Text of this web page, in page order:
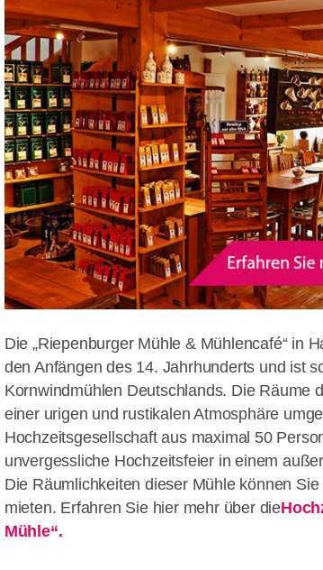
Die „Riepenburger Mühle & Mühlencafé“ in
den Anfängen des 14. Jahrhunderts und ist
Kornwindmühlen Deutschlands. Die Räume
einer urigen und rustikalen Atmosphäre
Hochzeitsgesellschaft aus maximal 50
unvergessliche Hochzeitsfeier in einem
Die Räumlichkeiten dieser Mühle können
mieten. Erfahren Sie hier mehr über die
Mühle“.